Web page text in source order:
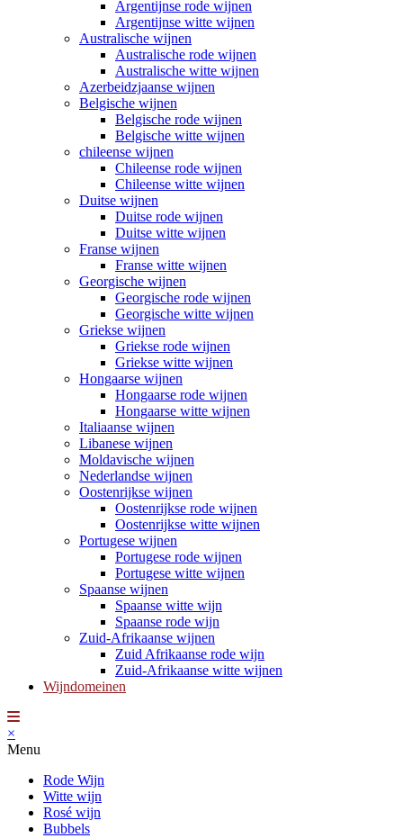
Argentijnse rode wijnen
Argentijnse witte wijnen
Australische wijnen
Australische rode wijnen
Australische witte wijnen
Azerbeidzjaanse wijnen
Belgische wijnen
Belgische rode wijnen
Belgische witte wijnen
chileense wijnen
Chileense rode wijnen
Chileense witte wijnen
Duitse wijnen
Duitse rode wijnen
Duitse witte wijnen
Franse wijnen
Franse witte wijnen
Georgische wijnen
Georgische rode wijnen
Georgische witte wijnen
Griekse wijnen
Griekse rode wijnen
Griekse witte wijnen
Hongaarse wijnen
Hongaarse rode wijnen
Hongaarse witte wijnen
Italiaanse wijnen
Libanese wijnen
Moldavische wijnen
Nederlandse wijnen
Oostenrijkse wijnen
Oostenrijkse rode wijnen
Oostenrijkse witte wijnen
Portugese wijnen
Portugese rode wijnen
Portugese witte wijnen
Spaanse wijnen
Spaanse witte wijn
Spaanse rode wijn
Zuid-Afrikaanse wijnen
Zuid Afrikaanse rode wijn
Zuid-Afrikaanse witte wijnen
Wijndomeinen
×
Menu
Rode Wijn
Witte wijn
Rosé wijn
Bubbels